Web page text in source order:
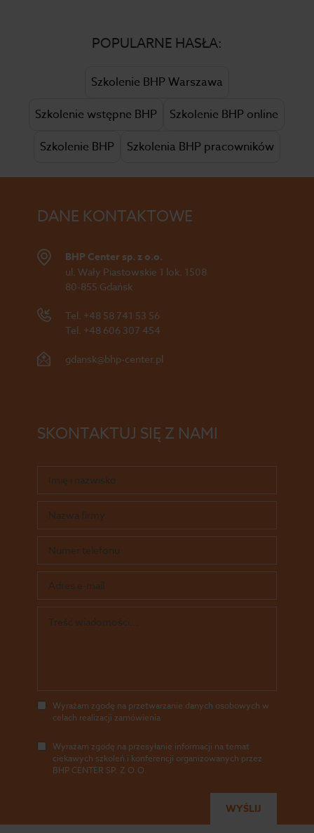
POPULARNE HASŁA:
Szkolenie BHP Warszawa
Szkolenie wstępne BHP
Szkolenie BHP online
Szkolenie BHP
Szkolenia BHP pracowników
DANE KONTAKTOWE
BHP Center sp. z o.o.
ul. Wały Piastowskie 1 lok. 1508
80-855 Gdańsk
Tel. +48 58 741 53 56
Tel. +48 606 307 454
gdansk@bhp-center.pl
SKONTAKTUJ SIĘ Z NAMI
Wyrażam zgodę na przetwarzanie danych osobowych w
celach realizacji zamówienia
Wyrażam zgodę na przesyłanie informacji na temat
ciekawych szkoleń i konferencji organizowanych przez
BHP CENTER SP. Z O.O.